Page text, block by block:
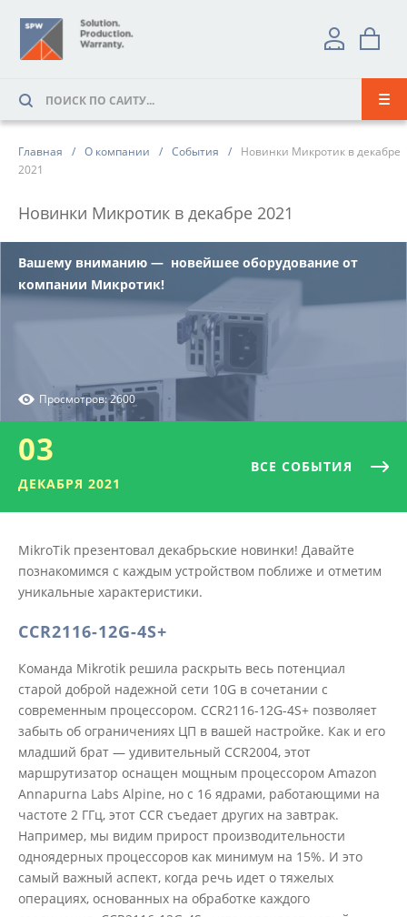
Главная О компании События
Новинки Микротик в декабре
2021
Новинки Микротик в декабре 2021
Вашему вниманию — новейшее оборудование от
компании Микротик!
Просмотров: 2600
03
ДЕКАБРЯ 2021
ВСЕ СОБЫТИЯ
MikroTik презентовал декабрьские новинки! Давайте
познакомимся с каждым устройством поближе и отметим
уникальные характеристики.
CCR2116-12G-4S+
Команда Mikrotik решила раскрыть весь потенциал
старой доброй надежной сети 10G в сочетании с
современным процессором. CCR2116-12G-4S+ позволяет
забыть об ограничениях ЦП в вашей настройке. Как и его
младший брат — удивительный CCR2004, этот
маршрутизатор оснащен мощным процессором Amazon
Annapurna Labs Alpine, но с 16 ядрами, работающими на
частоте 2 ГГц, этот CCR съедает других на завтрак.
Например, мы видим прирост производительности
одноядерных процессоров как минимум на 15%. И это
самый важный аспект, когда речь идет о тяжелых
операциях, основанных на обработке каждого